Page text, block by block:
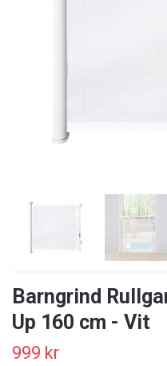
Barngrind
Up 160 cm - Vit
999 kr